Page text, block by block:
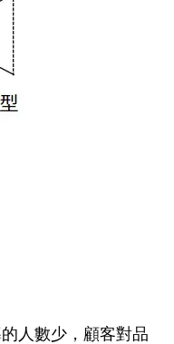
人數少，顧客對品